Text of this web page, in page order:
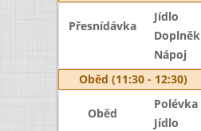
Přesnídávka
Jídlo
Doplněk
Nápoj
Oběd (11:30 - 12:30)
Oběd
Polévka
Jídlo